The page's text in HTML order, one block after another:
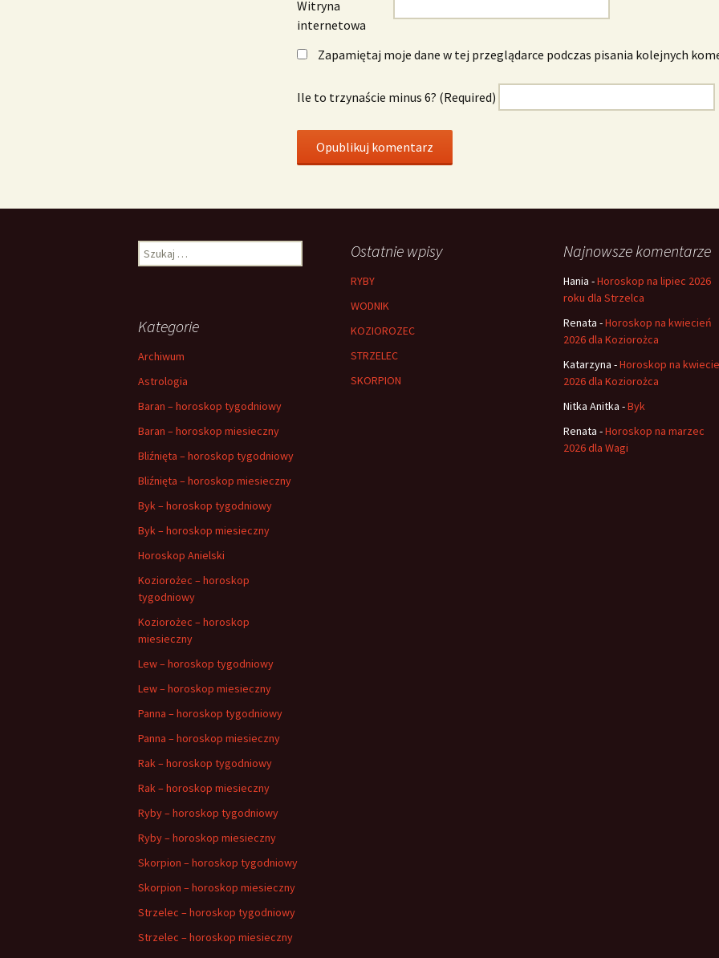
Witryna
internetowa
Zapamiętaj moje dane w tej przeglądarce podczas pisania kolejnych
Ile to trzynaście minus 6? (Required)
Szukaj: Ostatnie wpisy
RYBY
WODNIK
KOZIOROZEC
STRZELEC
SKORPION
Najnowsze komentarze
Hania -Horoskop na lipiec 2026
roku dla Strzelca
Renata -Horoskop na kwiecień
2026 dla Koziorożca
Katarzyna -Horoskop na
2026 dla Koziorożca
Nitka Anitka -Byk
Renata -Horoskop na marzec
2026 dla Wagi
Kategorie
Archiwum
Astrologia
Baran – horoskop tygodniowy
Baran – horoskop miesieczny
Bliźnięta – horoskop tygodniowy
Bliźnięta – horoskop miesieczny
Byk – horoskop tygodniowy
Byk – horoskop miesieczny
Horoskop Anielski
Koziorożec – horoskop
tygodniowy
Koziorożec – horoskop
miesieczny
Lew – horoskop tygodniowy
Lew – horoskop miesieczny
Panna – horoskop tygodniowy
Panna – horoskop miesieczny
Rak – horoskop tygodniowy
Rak – horoskop miesieczny
Ryby – horoskop tygodniowy
Ryby – horoskop miesieczny
Skorpion – horoskop tygodniowy
Skorpion – horoskop miesieczny
Strzelec – horoskop tygodniowy
Strzelec – horoskop miesieczny